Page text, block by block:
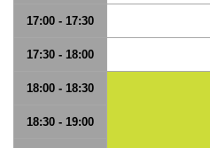
17:00 - 17:30
17:30 - 18:00
18:00 - 18:30
18:30 - 19:00